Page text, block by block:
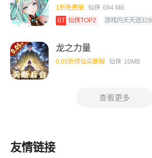
1折免费版 仙侠 694 MB
BT 仙侠TOP2 游戏内天天送328
龙之力量
0.05折修仙买断版 仙侠 10MB
查看更多
友情链接